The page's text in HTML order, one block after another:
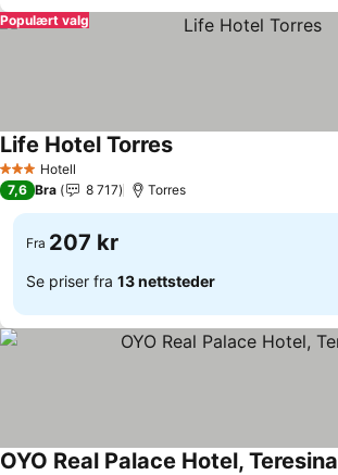
Populært valg
3 StjernerHotell
Life Hotel TorresSe priser
7,6 Bra 8 717 Torres
Fra 207 kr
Se priser fra 13 nettsteder
OYO Real Palace Hotel, Teresina